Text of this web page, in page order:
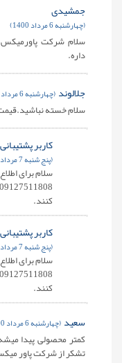
جمشیدی
(چهارشنبه 6 مرداد 1400)
سلام شرکت
داره.
جلالوند (چهارشنبه 6 مرداد 1400)
سلام خسته
کاربر پشتیبانی
(پنج شنبه 7 مرداد 1400)
سلام برای
کنند.
کاربر پشتیبانی
(پنج شنبه 7 مرداد 1400)
سلام برای
کنند.
سعید (چهارشنبه 6 مرداد 1400)
کمتر محصولی پیدا
تشکر از شرکت پاور